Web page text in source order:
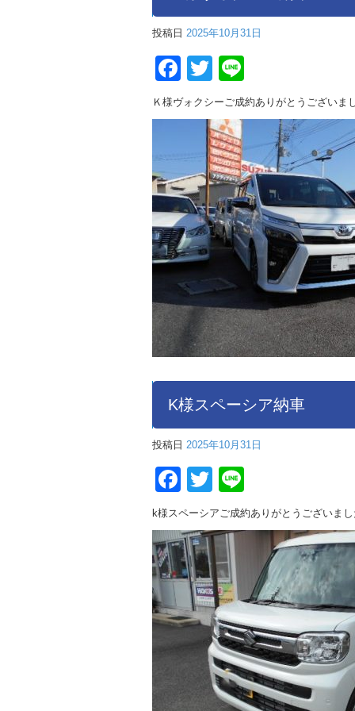
投稿日 2025年10月31日
Facebook
Twitter
Ｋ様ヴォクシーご成約ありがとうございま
K様スペーシア納車
投稿日 2025年10月31日
Facebook
Twitter
k様スペーシアご成約ありがとうございま